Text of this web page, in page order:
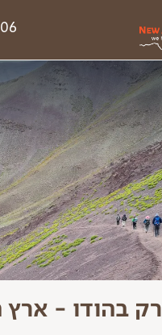
סיפורי דרך
פודקאסט טראק
תקנון
בהודו - ארץ